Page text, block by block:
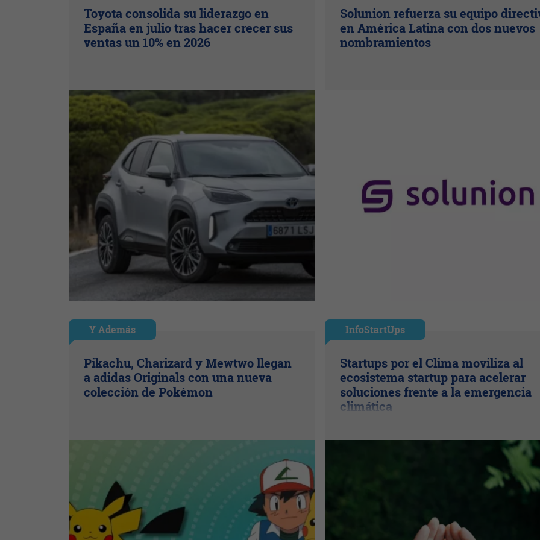
Toyota consolida su liderazgo en
España en julio tras hacer crecer sus
ventas un 10% en 2026
Solunion refuerza su equipo
en América Latina con dos nuevos
nombramientos
Y Además
Pikachu, Charizard y Mewtwo llegan
a adidas Originals con una nueva
colección de Pokémon
InfoStartUps
Startups por el Clima moviliza al
ecosistema startup para acelerar
soluciones frente a la emergencia
climática